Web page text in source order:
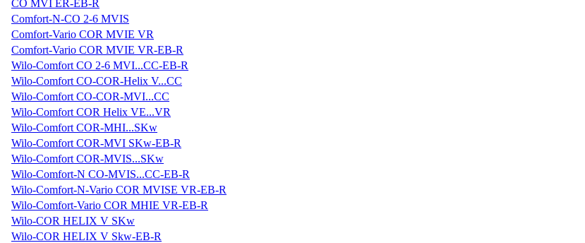
CO MVI ER-EB-R
Comfort-N-CO 2-6 MVIS
Comfort-Vario COR MVIE VR
Comfort-Vario COR MVIE VR-EB-R
Wilo-Comfort CO 2-6 MVI...CC-EB-R
Wilo-Comfort CO-COR-Helix V...CC
Wilo-Comfort CO-COR-MVI...CC
Wilo-Comfort COR Helix VE...VR
Wilo-Comfort COR-MHI...SKw
Wilo-Comfort COR-MVI SKw-EB-R
Wilo-Comfort COR-MVIS...SKw
Wilo-Comfort-N CO-MVIS...CC-EB-R
Wilo-Comfort-N-Vario COR MVISE VR-EB-R
Wilo-Comfort-Vario COR MHIE VR-EB-R
Wilo-COR HELIX V SKw
Wilo-COR HELIX V Skw-EB-R